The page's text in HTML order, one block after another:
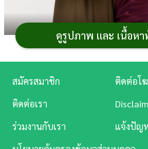
ในยุคที่ผู้คนเริ่มนิยมหาคู่แบบออ
มากขึ้น เนื่องจากช่วยให้สามารถหาคน
ใครที่ไม่ค่อยได้ออกไปเที่ยวหรือมีโอก
แอปฯ หาคู่
นั้นก็มีให้เลือกเล่นอยู่มา
ทีเดียว และในวันนี้เราก็ได้คัดเลือกแอ
ดูรูปภาพ และ เนื้อหา
บันเทิง
ดู
Music
สมัครสมาชิก
ติดต่อโ
ติดต่อเรา
ร่วมงานกับเรา
แจ้งปัญ